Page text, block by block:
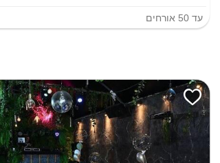
עד 50 אורחים